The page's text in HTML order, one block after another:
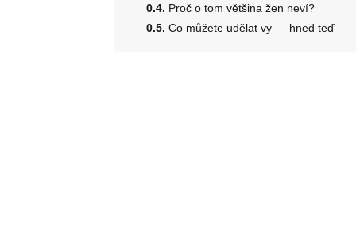
Proč o tom většina žen neví?
Co můžete udělat vy — hned teď